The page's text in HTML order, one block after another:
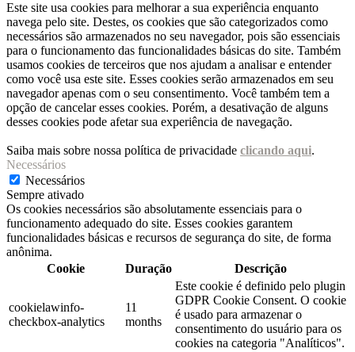
Este site usa cookies para melhorar a sua experiência enquanto
navega pelo site. Destes, os cookies que são categorizados como
necessários são armazenados no seu navegador, pois são essenciais
para o funcionamento das funcionalidades básicas do site. Também
usamos cookies de terceiros que nos ajudam a analisar e entender
como você usa este site. Esses cookies serão armazenados em seu
navegador apenas com o seu consentimento. Você também tem a
opção de cancelar esses cookies. Porém, a desativação de alguns
desses cookies pode afetar sua experiência de navegação.
Saiba mais sobre nossa política de privacidade clicando aqui.
Necessários
Necessários
Sempre ativado
Os cookies necessários são absolutamente essenciais para o
funcionamento adequado do site. Esses cookies garantem
funcionalidades básicas e recursos de segurança do site, de forma
anônima.
Cookie
Duração Descrição
cookielawinfo-
checkbox-analytics
11
months
Este cookie é definido pelo plugin
GDPR Cookie Consent. O cookie
é usado para armazenar o
consentimento do usuário para os
cookies na categoria "Analíticos".